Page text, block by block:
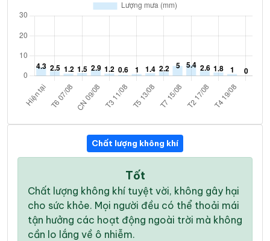
Chất lượng không khí
Tốt
Chất lượng không khí tuyệt vời, không gây hại
cho sức khỏe. Mọi người đều có thể thoải mái
tận hưởng các hoạt động ngoài trời mà không
cần lo lắng về ô nhiễm.